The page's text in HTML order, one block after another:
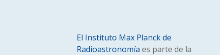
El Instituto Max Planck de
Radioastronomía es parte de la